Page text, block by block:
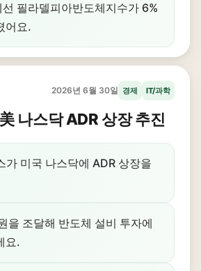
필라델피아반도체지수가 6%
어요.
2026년 6월 30일 경제 IT/과학
나스닥 ADR 상장 추진
가 미국 나스닥에 ADR 상장을
을 조달해 반도체 설비 투자에
요.